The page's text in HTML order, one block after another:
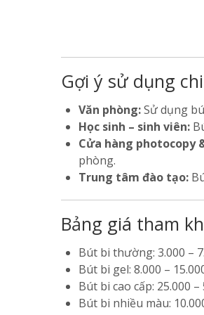
Gợi ý sử dụng
Văn phòng:Sử dụng
Học sinh – sinh viên:
Cửa hàng photocopy
phòng.
Trung tâm đào tạo:
Bảng giá tham
Bút bi thường: 3.000 –
Bút bi gel: 8.000 –
Bút bi cao cấp: 25.000
Bút bi nhiều màu: